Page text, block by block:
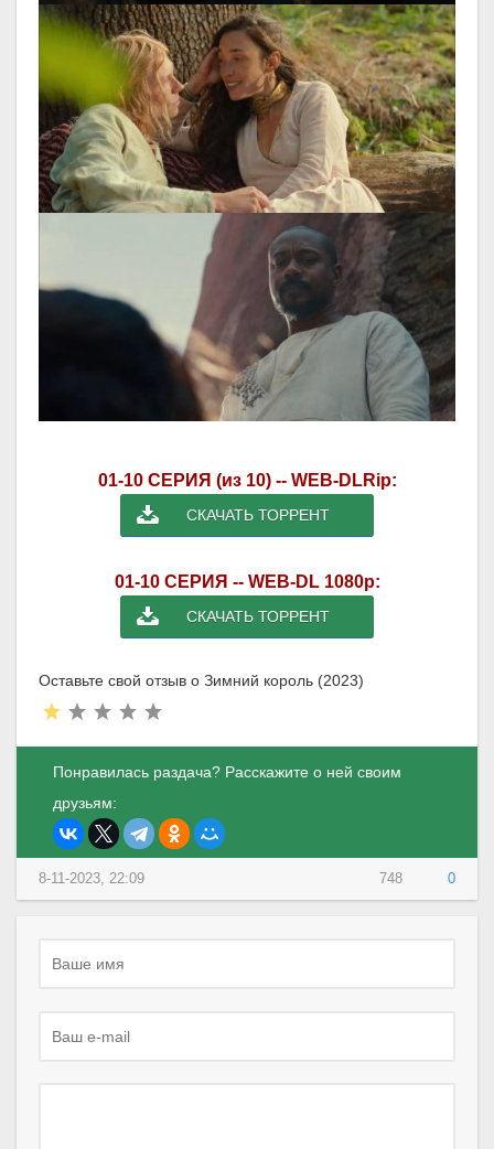
01-10 СЕРИЯ (из 10) -- WEB-DLRip:
СКАЧАТЬ ТОРРЕНТ
01-10 СЕРИЯ -- WEB-DL 1080p:
СКАЧАТЬ ТОРРЕНТ
Оставьте свой отзыв о Зимний король (2023)
Понравилась раздача? Расскажите о ней своим
друзьям:
748 0
8-11-2023, 22:09